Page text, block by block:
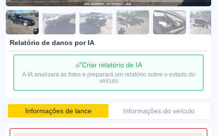
Relatório de danos por IA
Criar relatório de IA
A IA analisará as fotos e preparará um relatório sobre o estado do
veículo
Informações de lance Informações do veículo